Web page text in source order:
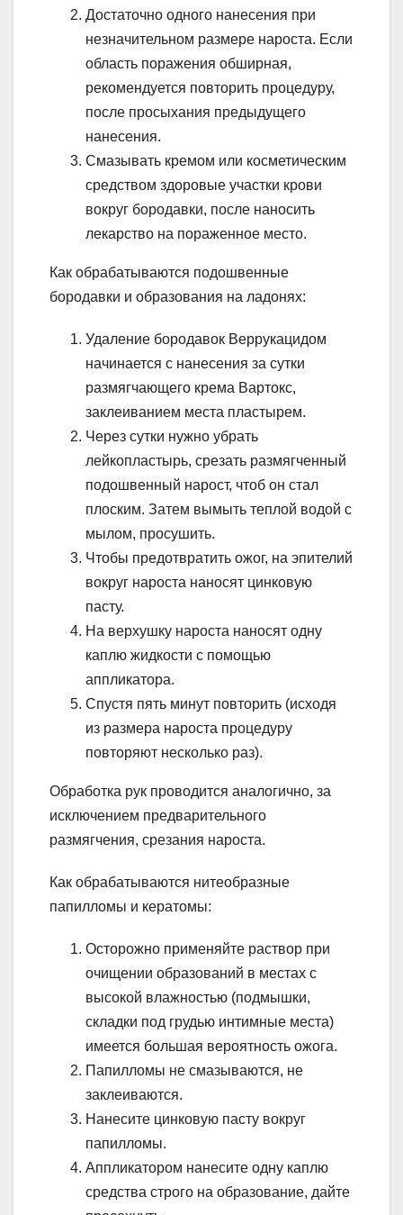
Достаточно одного нанесения при
незначительном размере нароста. Если
область поражения обширная,
рекомендуется повторить процедуру,
после просыхания предыдущего
нанесения.
Смазывать кремом или косметическим
средством здоровые участки крови
вокруг бородавки, после наносить
лекарство на пораженное место.
Как обрабатываются подошвенные
бородавки и образования на ладонях:
Удаление бородавок Веррукацидом
начинается с нанесения за сутки
размягчающего крема Вартокс,
заклеиванием места пластырем.
Через сутки нужно убрать
лейкопластырь, срезать размягченный
подошвенный нарост, чтоб он стал
плоским. Затем вымыть теплой водой с
мылом, просушить.
Чтобы предотвратить ожог, на эпителий
вокруг нароста наносят цинковую
пасту.
На верхушку нароста наносят одну
каплю жидкости с помощью
аппликатора.
Спустя пять минут повторить (исходя
из размера нароста процедуру
повторяют несколько раз).
Обработка рук проводится аналогично, за
исключением предварительного
размягчения, срезания нароста.
Как обрабатываются нитеобразные
папилломы и кератомы:
Осторожно применяйте раствор при
очищении образований в местах с
высокой влажностью (подмышки,
складки под грудью интимные места)
имеется большая вероятность ожога.
Папилломы не смазываются, не
заклеиваются.
Нанесите цинковую пасту вокруг
папилломы.
Аппликатором нанесите одну каплю
средства строго на образование, дайте